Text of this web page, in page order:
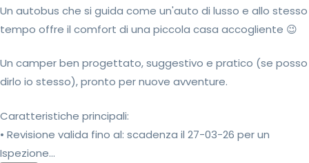
Un autobus che si guida come un'auto di lusso e allo stesso
tempo offre il comfort di una piccola casa accogliente 😉
Un camper ben progettato, suggestivo e pratico (se posso
dirlo io stesso), pronto per nuove avventure.
Caratteristiche principali:
• Revisione valida fino al: scadenza il 27-03-26 per un
Ispezione...